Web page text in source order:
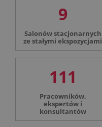
9
Salonów stacjonarnych
ze stałymi ekspozycjami
111
Pracowników,
ekspertów i
konsultantów